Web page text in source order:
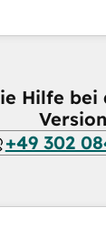
Hilfe bei
+49 302